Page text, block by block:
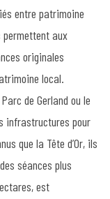
entre patrimoine
permettent aux
originales
local.
de Gerland ou le
infrastructures pour
que la Tête d’Or, ils
séances plus
est